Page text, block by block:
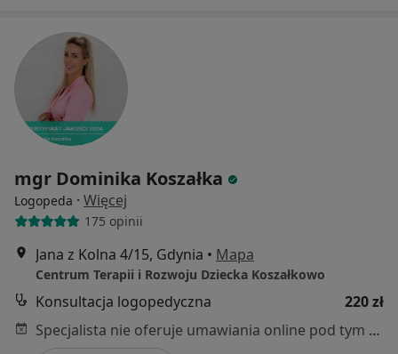
mgr Dominika Koszałka
Logopeda · Więcej
175 opinii
Jana z Kolna 4/15, Gdynia • Mapa
Centrum Terapii i Rozwoju Dziecka Koszałkowo
Konsultacja logopedyczna
220 zł
Specjalista nie oferuje umawiania online pod tym adresem.